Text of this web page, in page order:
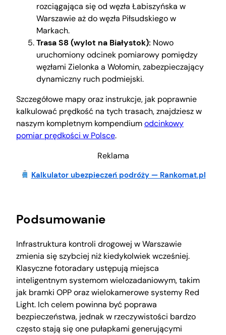
rozciągająca się od węzła Łabiszyńska w
Warszawie aż do węzła Piłsudskiego w
Markach.
Trasa S8 (wylot na Białystok): Nowo
uruchomiony odcinek pomiarowy pomiędzy
węzłami Zielonka a Wołomin, zabezpieczający
dynamiczny ruch podmiejski.
Szczegółowe mapy oraz instrukcje, jak poprawnie
kalkulować prędkość na tych trasach, znajdziesz w
naszym kompletnym kompendiumodcinkowy
pomiar prędkości w Polsce.
Reklama
Kalkulator ubezpieczeń podróży — Rankomat.pl
Podsumowanie
Infrastruktura kontroli drogowej w Warszawie
zmienia się szybciej niż kiedykolwiek wcześniej.
Klasyczne fotoradary ustępują miejsca
inteligentnym systemom wielozadaniowym, takim
jak bramki OPP oraz wielokamerowe systemy Red
Light. Ich celem powinna być poprawa
bezpieczeństwa, jednak w rzeczywistości bardzo
często stają się one pułapkami generującymi